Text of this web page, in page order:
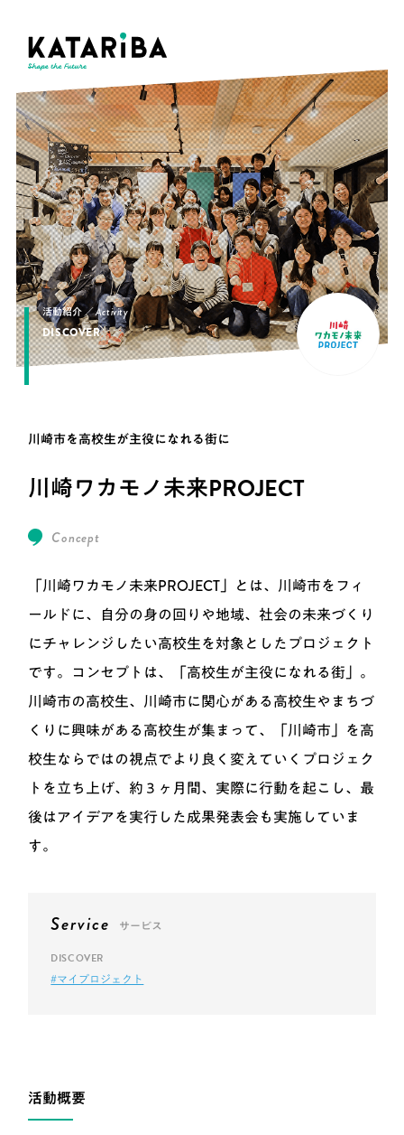
活動紹介 ／Activity
DISCOVER
川崎市を高校生が主役になれる街に
川崎ワカモノ未来PROJECT
Concept
「川崎ワカモノ未来PROJECT」とは、川崎市をフィ
ールドに、自分の身の回りや地域、社会の未来づくり
にチャレンジしたい高校生を対象としたプロジェクト
です。コンセプトは、「高校生が主役になれる街」。
川崎市の高校生、川崎市に関心がある高校生やまちづ
くりに興味がある高校生が集まって、「川崎市」を高
校生ならではの視点でより良く変えていくプロジェク
トを立ち上げ、約３ヶ月間、実際に行動を起こし、最
後はアイデアを実行した成果発表会も実施していま
す。
Service サービス
DISCOVER
#マイプロジェクト
活動概要